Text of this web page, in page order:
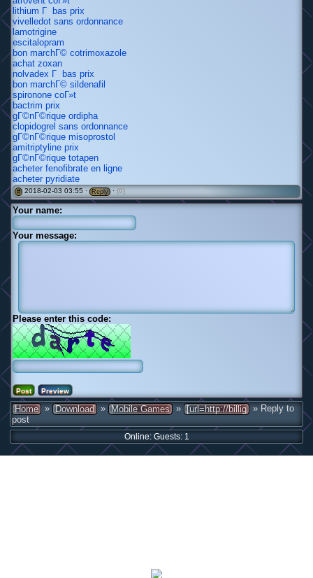
lithium Г bas prix
vivelledot sans ordonnance
lamotrigine
escitalopram
bon marchГ© cotrimoxazole
achat zoxan
nolvadex Г bas prix
bon marchГ© sildenafil
spironone coГ»t
bactrim prix
gГ©nГ©rique ordipha
clopidogrel sans ordonnance
gГ©nГ©rique misoprostol
amitriptyline prix
gГ©nГ©rique totapen
acheter fenofibrate en ligne
acheter pyridiate
# 2018-02-03 03:55 · Reply · (0)
Your name:
Your message:
Please enter this code:
Home » Download » Mobile Games » [url=http://billig » Reply to
post
Online: Guests: 1